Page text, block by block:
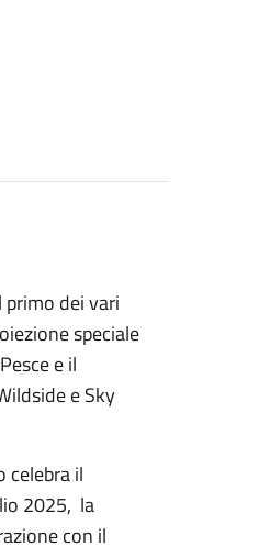
dei vari
speciale
e il
e Sky
celebra il
2025, la
con il